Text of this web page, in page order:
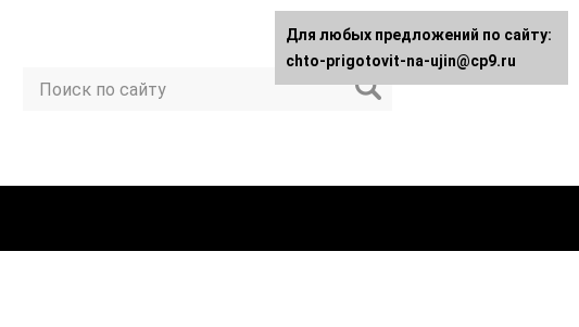
Для любых предложений по сайту:
chto-prigotovit-na-ujin@cp9.ru